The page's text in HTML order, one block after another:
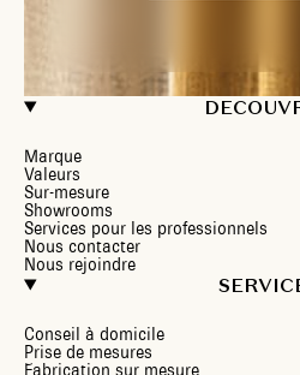
Marque
Valeurs
Sur-mesure
Showrooms
Services pour les professionnels
Nous contacter
Nous rejoindre
Conseil à domicile
Prise de mesures
Fabrication sur mesure